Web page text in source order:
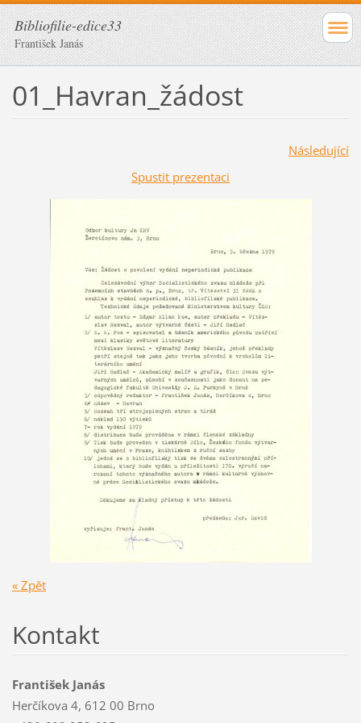
Bibliofilie-edice33
František Janás
01_Havran_žádost
Následující
Spustit prezentaci
« Zpět
Kontakt
František Janás
Herčíkova 4, 612 00 Brno